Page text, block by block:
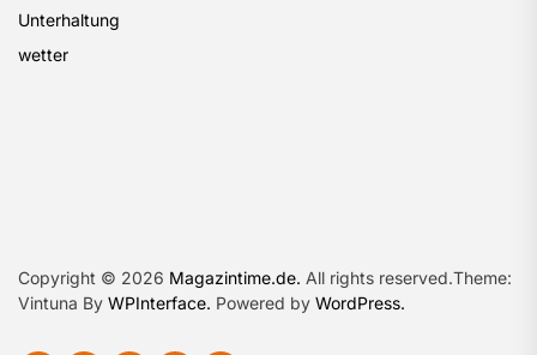
Unterhaltung
wetter
Copyright © 2026 Magazintime.de. All rights reserved.Theme:
Vintuna By WPInterface. Powered by WordPress.